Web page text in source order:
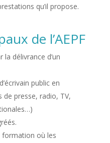
qu’il propose.
de l’AEPF
délivrance d’un
public en
presse, radio, TV,
formation où les